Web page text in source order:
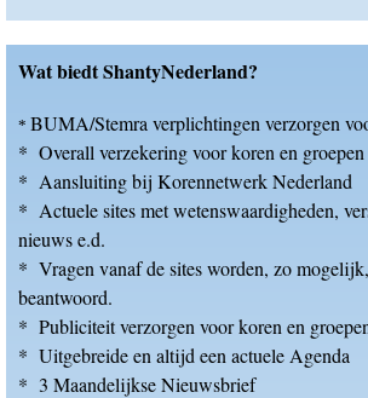
Wat biedt ShantyNederland?
* BUMA/Stemra verplichtingen verzorgen
* Overall verzekering voor koren en groepen
* Aansluiting bij Korennetwerk Nederland
* Actuele sites met wetenswaardigheden,
nieuws e.d.
* Vragen vanaf de sites worden, zo
beantwoord.
* Publiciteit verzorgen voor koren en
* Uitgebreide en altijd een actuele Agenda
* 3 Maandelijkse Nieuwsbrief